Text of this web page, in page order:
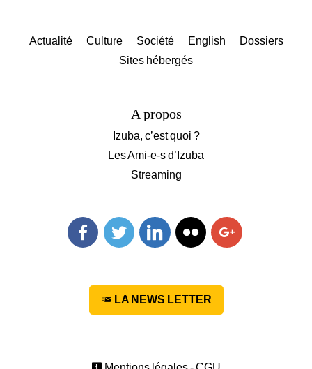
Actualité Culture Société English
Dossiers
Sites hébergés
A propos
Izuba, c’est quoi ?
Les Ami-e-s d’Izuba
Streaming
LA NEWS LETTER